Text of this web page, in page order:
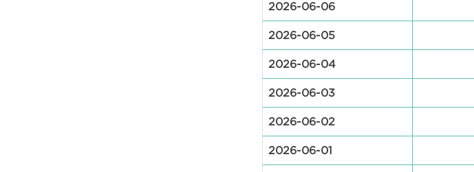
2026-06-06
2026-06-05
2026-06-04
2026-06-03
2026-06-02
2026-06-01